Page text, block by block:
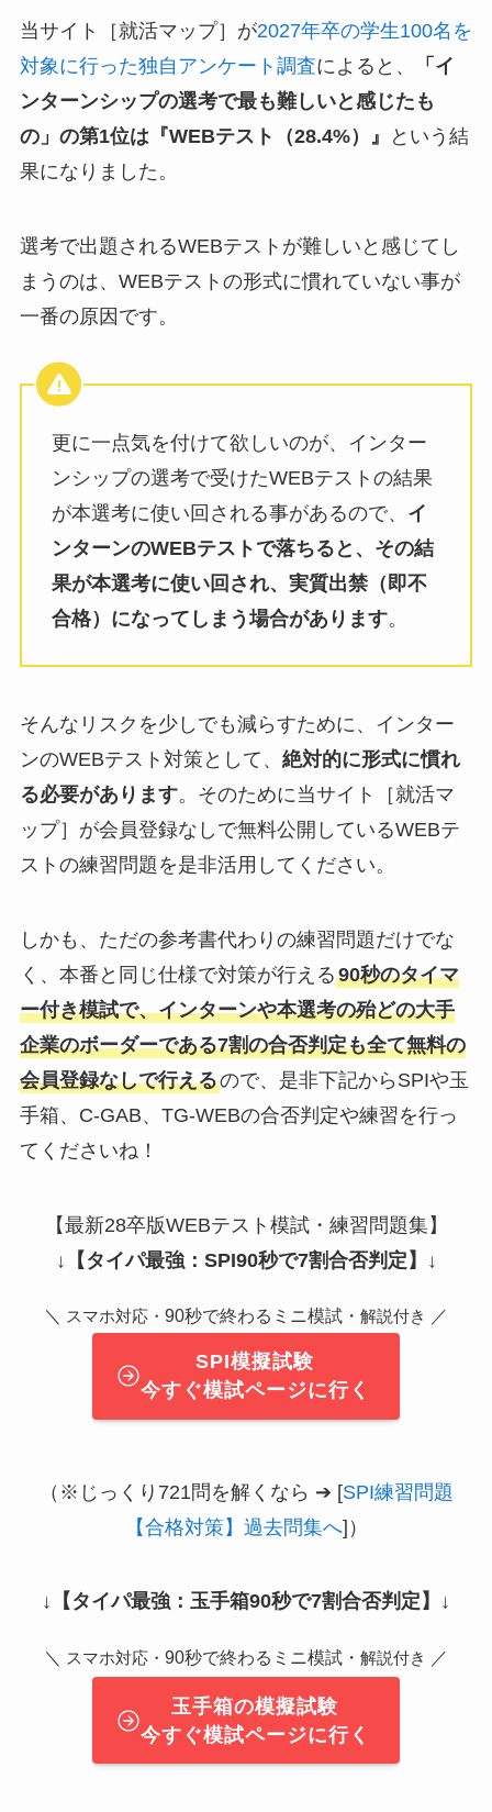
当サイト［就活マップ］が2027年卒の学生100名を
対象に行った独自アンケート調査によると、
「イ
ンターンシップの選考で最も難しいと感じたも
の」の第1位は『WEBテスト（28.4%）』
という結
果になりました。
選考で出題されるWEBテストが難しいと感じてし
まうのは、WEBテストの形式に慣れていない事が
一番の原因です。
更に一点気を付けて欲しいのが、インター
ンシップの選考で受けたWEBテストの結果
が本選考に使い回される事があるので、 イ
ンターンのWEBテストで落ちると、その結
果が本選考に使い回され、実質出禁（即不
合格）になってしまう場合があります。
そんなリスクを少しでも減らすために、インター
ンのWEBテスト対策として、 絶対的に形式に慣れ
る必要があります。そのために当サイト［就活マ
ップ］が会員登録なしで無料公開しているWEBテ
ストの練習問題を是非活用してください。
しかも、ただの参考書代わりの練習問題だけでな
く、本番と同じ仕様で対策が行える90秒のタイマ
ー付き模試で、インターンや本選考の殆どの大手
企業のボーダーである7割の合否判定も全て無料の
会員登録なしで行えるので、是非下記からSPIや玉
手箱、C-GAB、TG-WEBの合否判定や練習を行っ
てくださいね！
【最新28卒版WEBテスト模試・練習問題集】
↓ 【タイパ最強：SPI90秒で7割合否判定】 ↓
＼ スマホ対応・ 90秒で終わるミニ模試・ 解説付き ／
SPI模擬試験
今すぐ模試ページに行く
（※じっくり721問を解くなら ➔ [SPI練習問題
【合格対策】過去問集へ]）
↓ 【タイパ最強：玉手箱90秒で7割合否判定】 ↓
＼ スマホ対応・ 90秒で終わるミニ模試・ 解説付き ／
玉手箱の模擬試験
今すぐ模試ページに行く